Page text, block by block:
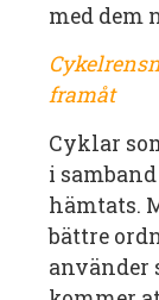
med dem
framåt
Cyklar
i
hämtats.
bättre
använder